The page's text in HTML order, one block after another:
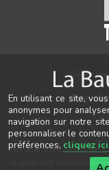
Gérer
Auteur &
Les marques, noms de
la propriété de leurs
En utilisant ce site,
anonymes pour
navigation sur notre
personnaliser le
préférences, cliquez ici